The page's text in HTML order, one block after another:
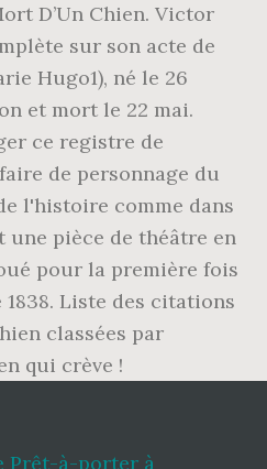
D’Un Chien. Victor
sur son acte de
Hugo1), né le 26
et mort le 22 mai.
ce registre de
de personnage du
l'histoire comme dans
une pièce de théâtre en
pour la première fois
1838. Liste des citations
classées par
qui crève !
Prêt-à-porter à